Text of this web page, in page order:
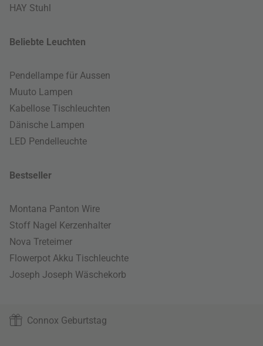
HAY Stuhl
Beliebte Leuchten
Pendellampe für Aussen
Muuto Lampen
Kabellose Tischleuchten
Dänische Lampen
LED Pendelleuchte
Bestseller
Montana Panton Wire
Stoff Nagel Kerzenhalter
Nova Treteimer
Flowerpot Akku Tischleuchte
Joseph Joseph Wäschekorb
Connox Geburtstag